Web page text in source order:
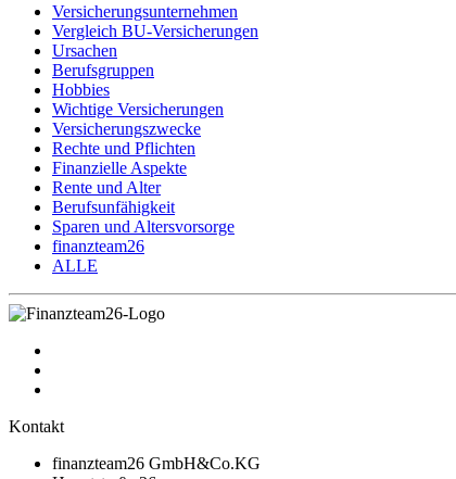
Versicherungsunternehmen
Vergleich BU-Versicherungen
Ursachen
Berufsgruppen
Hobbies
Wichtige Versicherungen
Versicherungszwecke
Rechte und Pflichten
Finanzielle Aspekte
Rente und Alter
Berufsunfähigkeit
Sparen und Altersvorsorge
finanzteam26
ALLE
Kontakt
finanzteam26 GmbH&Co.KG